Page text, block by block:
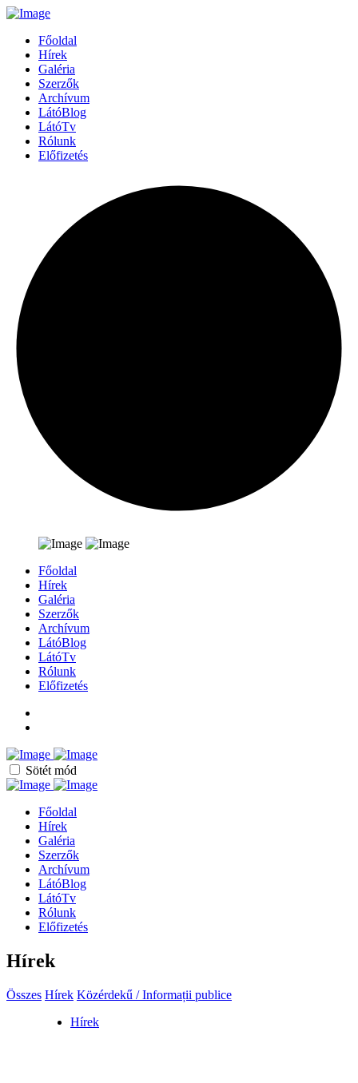
Főoldal
Hírek
Galéria
Szerzők
Archívum
LátóBlog
LátóTv
Rólunk
Előfizetés
Főoldal
Hírek
Galéria
Szerzők
Archívum
LátóBlog
LátóTv
Rólunk
Előfizetés
Sötét mód
Főoldal
Hírek
Galéria
Szerzők
Archívum
LátóBlog
LátóTv
Rólunk
Előfizetés
Hírek
Összes Hírek Közérdekű / Informații publice
Hírek